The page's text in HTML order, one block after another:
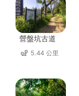
營盤坑古道
5.44 公里